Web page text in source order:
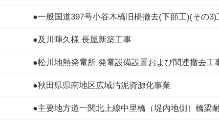
●一般国道397号小谷木橋旧橋撤去(下部工)(その3)
●及川暉久様 長屋新築工事
●松川地熱発電所 発電設備設置および関連撤去工
●秋田県県南地区広域汚泥資源化事業
●主要地方道一関北上線中里橋（堤内地側）橋梁